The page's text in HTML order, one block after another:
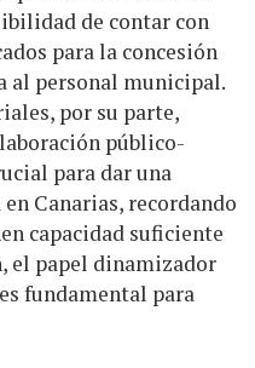
de contar con
para la concesión
al personal municipal.
por su parte,
público-
para dar una
Canarias, recordando
capacidad suficiente
el papel dinamizador
fundamental para